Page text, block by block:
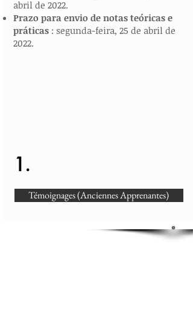
abril de 2022.
Prazo para envio de notas teóricas e
práticas: segunda-feira, 25 de abril de
2022.
1.
Témoignages (Anciennes Apprenantes)